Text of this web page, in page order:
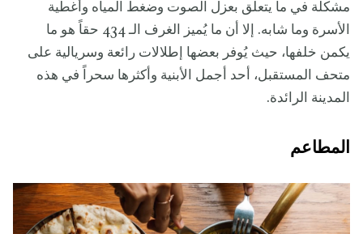
مشكلة في ما يتعلق بعزل الصوت وضغط المياه وأغطية
الأسرة وما شابه. إلا أن ما يُميز الغرف الـ 434 حقاً هو ما
يكمن خلفها، حيث يُوفر بعضها إطلالات رائعة وسريالية على
متحف المستقبل، أحد أجمل الأبنية وأكثرها سحراً في هذه
المدينة الرائدة.
المطاعم